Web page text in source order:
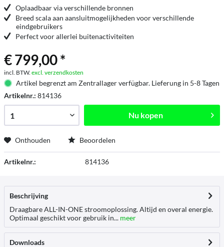
Oplaadbaar via verschillende bronnen
Breed scala aan aansluitmogelijkheden voor verschillende
eindgebruikers
Perfect voor allerlei buitenactiviteiten
€ 799,00 *
incl. BTW. excl. verzendkosten
Artikel begrenzt am Zentrallager verfügbar. Lieferung in 5-8 Tagen
Artikelnr.: 814136
Nu kopen
Onthouden Beoordelen
Artikelnr.: 814136
Beschrijving
Draagbare ALL-IN-ONE stroomoplossing. Altijd en overal energie.
Optimaal geschikt voor gebruik in... meer
Downloads